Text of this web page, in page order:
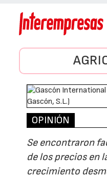
OPINIÓN
Se encontraron
de los precios en
crecimiento